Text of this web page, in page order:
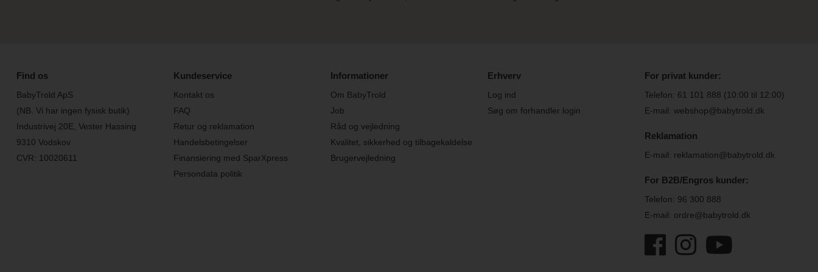
Find os
BabyTrold ApS
(NB. Vi har ingen fysisk butik)
Industrivej 20E, Vester Hassing
9310 Vodskov
CVR: 10020611
Kundeservice
Kontakt os
FAQ
Retur og reklamation
Handelsbetingelser
Finansiering med SparXpress
Persondata politik
Informationer
Om BabyTrold
Job
Råd og vejledning
Kvalitet, sikkerhed og tilbagekaldelse
Brugervejledning
Erhverv
Log ind
Søg om forhandler login
For privat kunder:
Telefon: 61 101 888 (10:00 til 12:00)
E-mail: webshop@babytrold.dk
Reklamation
E-mail: reklamation@babytrold.dk
For B2B/Engros kunder:
Telefon: 96 300 888
E-mail: ordre@babytrold.dk